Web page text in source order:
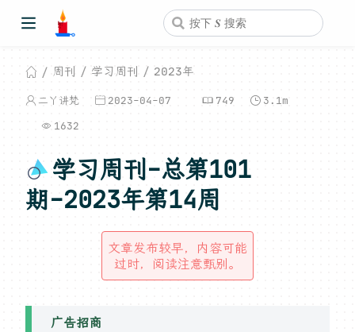
周刊 学习周刊 2023年
二丫讲梵 2023-04-07 749 3.1m
1632
学习周刊-总第101
期-2023年第14周
文章发布较早，内容可能
过时，阅读注意甄别。
广告招商